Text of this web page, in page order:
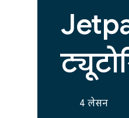
4 लेसन